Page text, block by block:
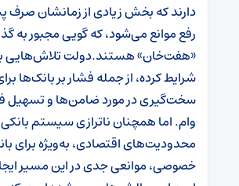
دارند که بخش زیادی از زمانشان صرف
رفع موانع می‌شود، که گویی مجبور به
«هفت‌خان» هستند.دولت تلاش‌هایی
شرایط کرده، از جمله فشار بر بانک‌ها
سخت‌گیری در مورد ضامن‌ها و تسهیل
وام. اما همچنان ناترازی سیستم
محدودیت‌های اقتصادی، به‌ویژه برای
خصوصی، موانعی جدی در این مسیر